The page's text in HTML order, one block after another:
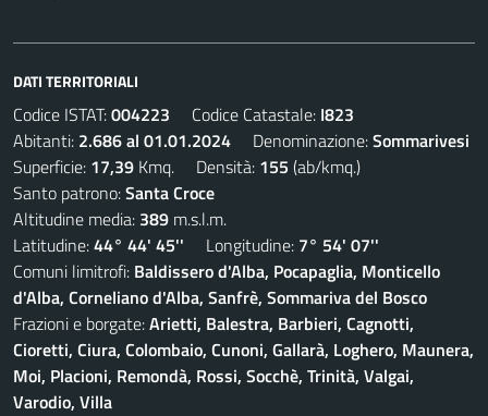
DATI TERRITORIALI
Codice ISTAT:004223 Codice Catastale: I823
Abitanti: 2.686 al 01.01.2024 Denominazione:Sommarivesi
Superficie: 17,39 Kmq. Densità: 155 (ab/kmq.)
Santo patrono:Santa Croce
Altitudine media: 389 m.s.l.m.
Latitudine:44° 44' 45'' Longitudine: 7° 54' 07''
Comuni limitrofi: Baldissero d'Alba, Pocapaglia, Monticello
d'Alba, Corneliano d'Alba, Sanfrè, Sommariva del Bosco
Frazioni e borgate:Arietti, Balestra, Barbieri, Cagnotti,
Cioretti, Ciura, Colombaio, Cunoni, Gallarà, Loghero, Maunera,
Moi, Placioni, Remondà, Rossi, Socchè, Trinità, Valgai,
Varodio, Villa